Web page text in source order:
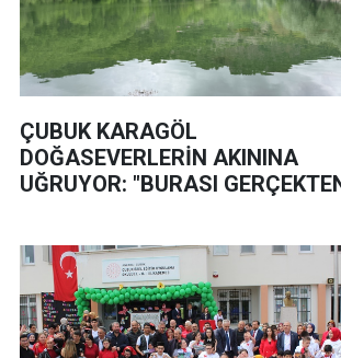
ÇUBUK KARAGÖL
DOĞASEVERLERİN AKININA
UĞRUYOR: "BURASI